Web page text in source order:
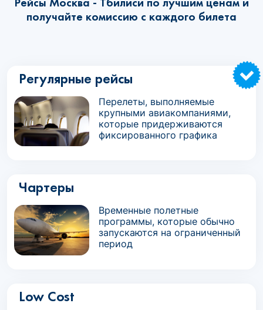
получайте комиссию с каждого билета
Регулярные рейсы
Перелеты, выполняемые
крупными авиакомпаниями,
которые придерживаются
фиксированного графика
Чартеры
Временные полетные
программы, которые обычно
запускаются на ограниченный
период
Low Cost